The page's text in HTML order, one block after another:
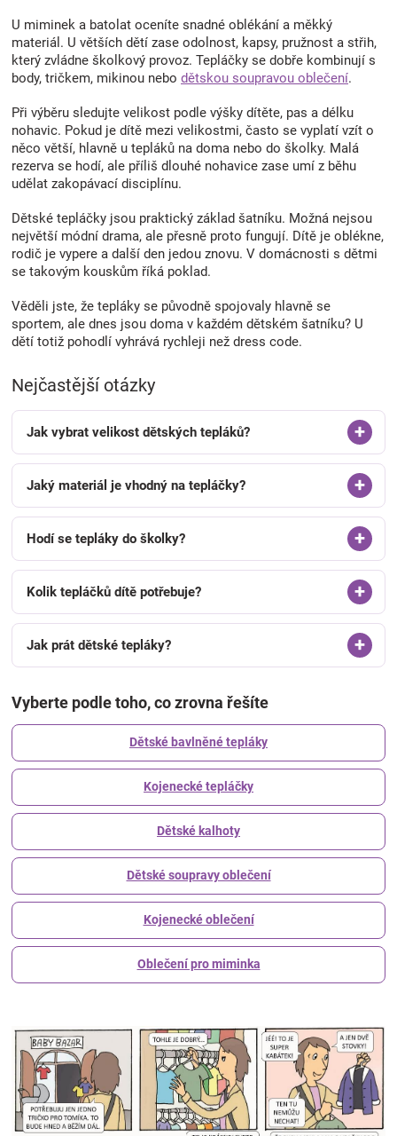
s
u
U miminek a batolat oceníte snadné oblékání a měkký
materiál. U větších dětí zase odolnost, kapsy, pružnost a střih,
který zvládne školkový provoz. Tepláčky se dobře kombinují s
body, tričkem, mikinou nebo dětskou soupravou oblečení.
Při výběru sledujte velikost podle výšky dítěte, pas a délku
nohavic. Pokud je dítě mezi velikostmi, často se vyplatí vzít o
něco větší, hlavně u tepláků na doma nebo do školky. Malá
rezerva se hodí, ale příliš dlouhé nohavice zase umí z běhu
udělat zakopávací disciplínu.
Dětské tepláčky jsou praktický základ šatníku. Možná nejsou
největší módní drama, ale přesně proto fungují. Dítě je oblékne,
rodič je vypere a další den jedou znovu. V domácnosti s dětmi
se takovým kouskům říká poklad.
Věděli jste, že tepláky se původně spojovaly hlavně se
sportem, ale dnes jsou doma v každém dětském šatníku? U
dětí totiž pohodlí vyhrává rychleji než dress code.
Nejčastější otázky
Jak vybrat velikost dětských tepláků?
Jaký materiál je vhodný na tepláčky?
Hodí se tepláky do školky?
Kolik tepláčků dítě potřebuje?
Jak prát dětské tepláky?
Vyberte podle toho, co zrovna řešíte
Dětské bavlněné tepláky
Kojenecké tepláčky
Dětské kalhoty
Dětské soupravy oblečení
Kojenecké oblečení
Oblečení pro miminka